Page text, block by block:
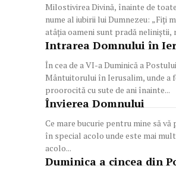
Milostivirea Divină, înainte de
nume al iubirii lui Dumnezeu: „Fiţi
atâţia oameni sunt pradă
Intrarea Domnului în
În cea de a VI-a Duminică a
Mântuitorului în Ierusalim, unde a
proorocită cu sute de ani înainte...
Învierea Domnului
Ce mare bucurie pentru mine să
în special acolo unde este mai
acolo...
Duminica a cincea din